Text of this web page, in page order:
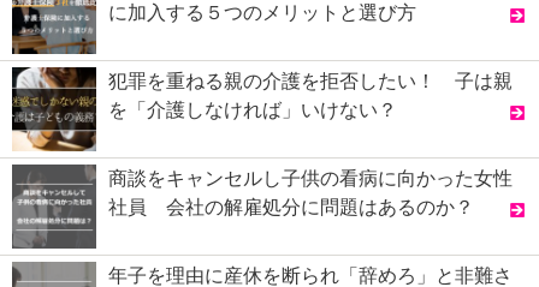
に加入する５つのメリットと選び方
犯罪を重ねる親の介護を拒否したい！ 子は親
を「介護しなければ」いけない？
商談をキャンセルし子供の看病に向かった女性
社員 会社の解雇処分に問題はあるのか？
年子を理由に産休を断られ「辞めろ」と非難さ